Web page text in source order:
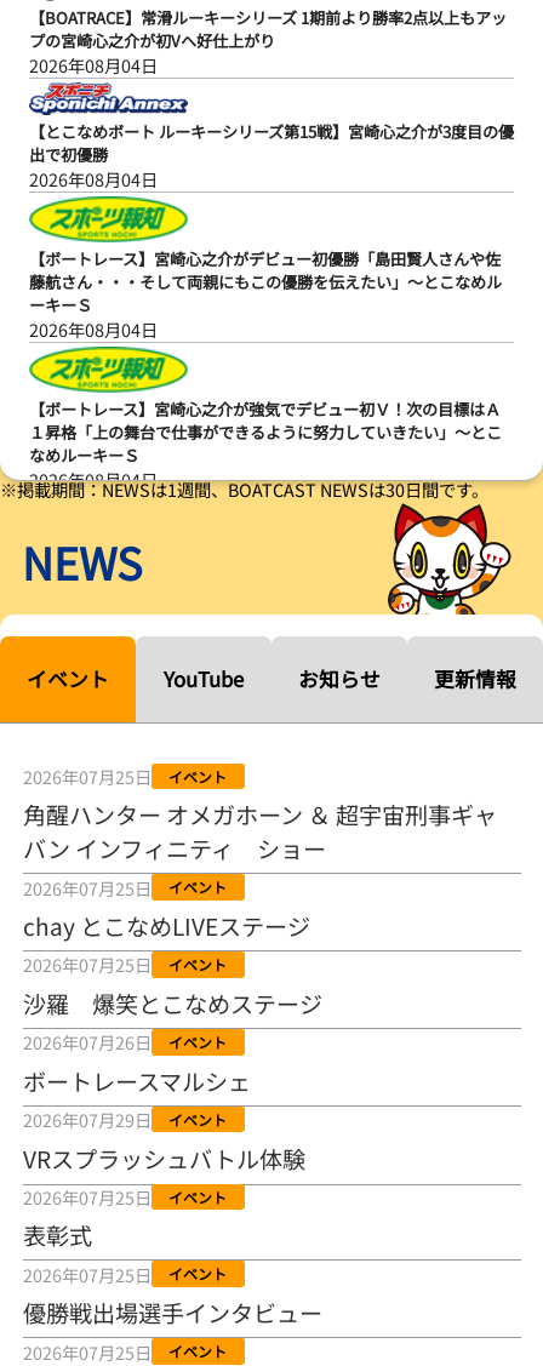
【BOATRACE】常滑ルーキーシリーズ 1期前より勝率2点以上もアッ
プの宮崎心之介が初Vへ好仕上がり
2026年08月04日
【とこなめボート ルーキーシリーズ第15戦】宮崎心之介が3度目の優
出で初優勝
2026年08月04日
【ボートレース】宮崎心之介がデビュー初優勝「島田賢人さんや佐
藤航さん・・・そして両親にもこの優勝を伝えたい」～とこなめル
ーキーＳ
2026年08月04日
【ボートレース】宮崎心之介が強気でデビュー初Ｖ！次の目標はＡ
１昇格「上の舞台で仕事ができるように努力していきたい」～とこ
なめルーキーＳ
2026年08月04日
【ルーキーシリーズ第15戦】塚越海斗「伸びを生かす方向で」4カド
から攻める／とこなめボートレース
【常滑ボート・ルーキーＳ】宮崎心之介 うれしいデビュー初優勝
「このままＡ１になれるように」
2026年08月04日
ド！／常滑ボート
2026年08月04日
【ボートレース】「しょっぱいですね」初優勝の宮崎心之介が水神
祭で満面の笑み／常滑 - 日刊スポーツ
2026年08月04日
【ボート】とこなめルーキーＳ 宮崎心之介がデビューから１年９カ
月で初優勝
2026年08月04日
【ボートレース】12R優勝戦のスタート特訓実施 初Ｖ目指す宮崎心
之介の仕上がり上々／常滑 - 日刊スポーツ
2026年08月04日
【とこなめボート ルーキーシリーズ第15戦】荒木颯斗 当地フレッシ
ュルーキーが初Vで恩返しを
2026年08月03日
【とこなめボート】ういちの「好配招き猫」ルーキーシリーズ第15
戦～自分の収支状況も想定してこそ〝本物の予想〟！／ボートレー
ス
2026年08月03日
※掲載期間：NEWSは1週間、BOATCAST NEWSは30日間です。
NEWS
イベント YouTube お知らせ 更新情報
2026年07月25日 イベント
角醒ハンター オメガホーン ＆ 超宇宙刑事ギャ
バン インフィニティ ショー
2026年07月25日 イベント
chay とこなめLIVEステージ
2026年07月25日 イベント
沙羅 爆笑とこなめステージ
2026年07月26日 イベント
ボートレースマルシェ
2026年07月29日 イベント
VRスプラッシュバトル体験
2026年07月25日 イベント
表彰式
2026年07月25日 イベント
優勝戦出場選手インタビュー
2026年07月25日 イベント